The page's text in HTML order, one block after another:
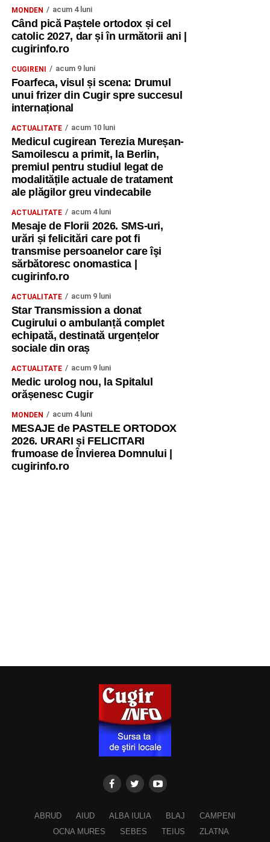
MONDEN acum 4 luni
Când pică Paștele ortodox și cel
catolic 2027, dar și în următorii ani |
cugirinfo.ro
CUGIRENI acum 9 luni
Foarfeca, visul și scena: Drumul
unui frizer din Cugir spre succesul
internațional
ACTUALITATE acum 10 luni
Medicul cugirean Terezia Mureșan-
Samoilescu a primit, la Berlin,
premiul pentru studiul legat de
modalitățile actuale de tratament
ale plăgilor greu vindecabile
ACTUALITATE acum 4 luni
Mesaje de Florii 2026. SMS-uri,
urări și felicitări care pot fi
transmise persoanelor care îşi
sărbătoresc onomastica |
cugirinfo.ro
ACTUALITATE acum 9 luni
Star Transmission a donat
Cugirului o ambulanță complet
echipată, destinată urgențelor
sociale din oraș
ACTUALITATE acum 9 luni
Medic urolog nou, la Spitalul
orășenesc Cugir
MONDEN acum 4 luni
MESAJE de PASTELE ORTODOX
2026. URARI și FELICITARI
frumoase de Învierea Domnului |
cugirinfo.ro
ABRUD AIUD ALBA IULIA BLAJ
CAMPENI
OCNA MURES
SEBES TEIUS ZLATNA